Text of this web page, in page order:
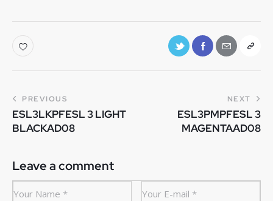
PREVIOUS
ESL3LKPFESL 3 LIGHT
BLACKAD08
NEXT
ESL3PMPFESL 3
MAGENTAAD08
Leave a comment